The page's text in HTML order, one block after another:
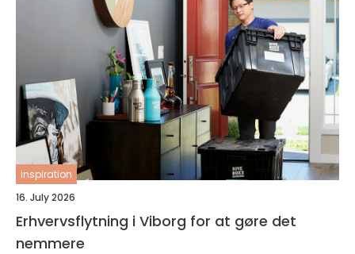
inspiration
16. July 2026
Erhvervsflytning i Viborg for at gøre det
nemmere